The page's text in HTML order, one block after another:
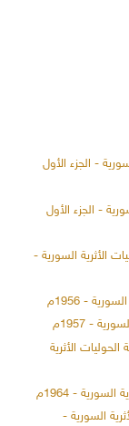
- الجزء الأول
- الجزء الأول
الأثرية السورية -
- 1956م
- 1957م
الأثرية
- 1964م
السورية -